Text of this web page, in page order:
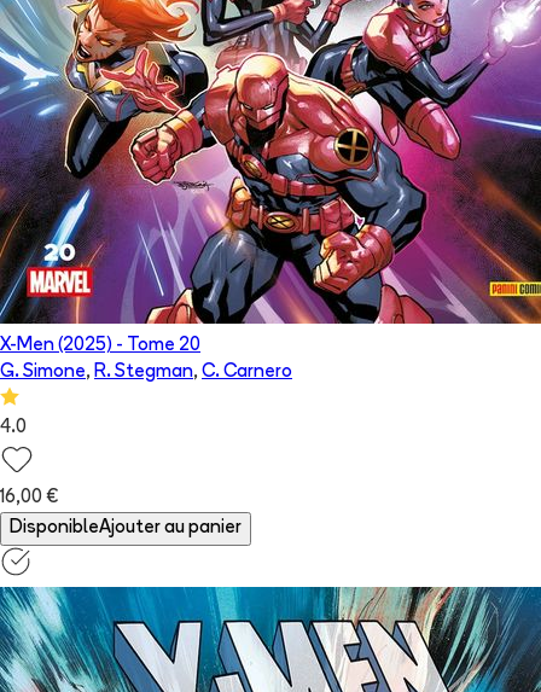
X-Men (2025) - Tome 20
G. Simone, R. Stegman, C. Carnero
4.0
16,00 €
DisponibleAjouter au panier